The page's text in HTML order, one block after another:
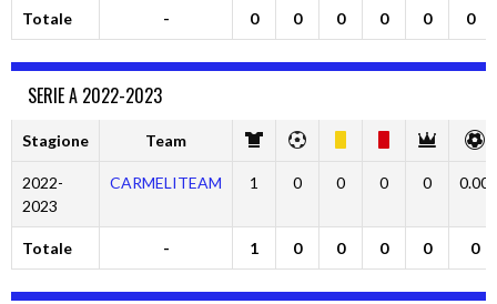
Totale - 0 0 0 0 0 0
SERIE A 2022-2023
Stagione Team
2022-
2023
CARMELITEAM 1 0 0 0 0 0.00
Totale - 1 0 0 0 0 0